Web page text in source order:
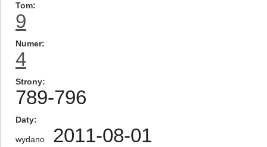
Tom
9
Numer
4
Strony
789-796
Daty
wydano 2011-08-01